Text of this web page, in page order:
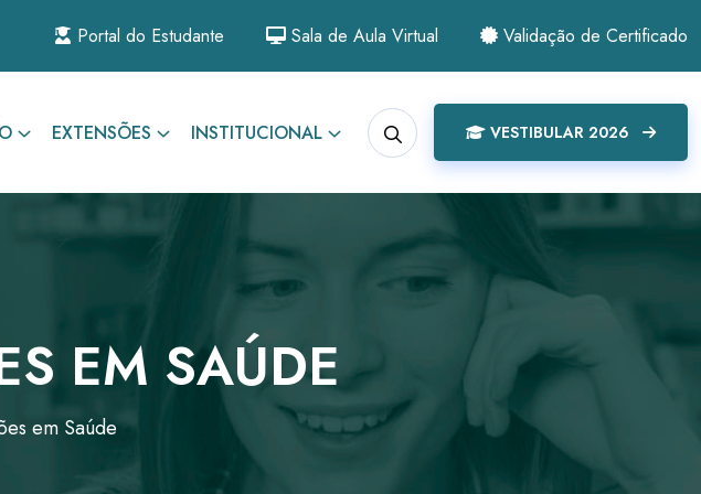
Portal do Estudante Sala de Aula Virtual Validação de Certificado
EXTENSÕES INSTITUCIONAL VESTIBULAR 2026
EM SAÚDE
em Saúde